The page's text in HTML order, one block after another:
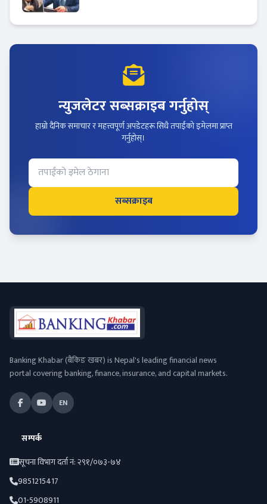
न्युजलेटर सब्सक्राइब गर्नुहोस्
हाम्रो दैनिक समाचार र महत्त्वपूर्ण अपडेटहरू सिधै तपाईंको इमेलमा प्राप्त
गर्नुहोस्।
सब्सक्राइब
Banking Khabar (बैंकिङ खबर) is Nepal's leading financial news
portal covering banking, finance, insurance, and capital markets.
EN
सम्पर्क
सूचना विभाग दर्ता नं: २९१/०७३-७४
9851215417
01-5908911